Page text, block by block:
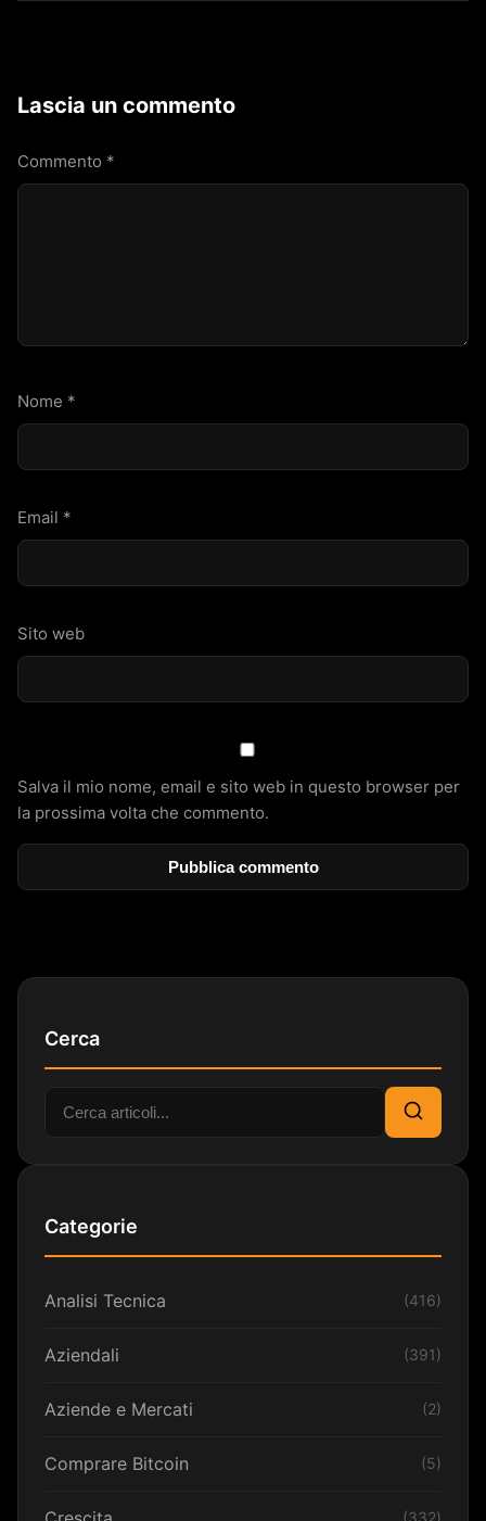
Lascia un commento
Commento *
Nome *
Email *
Sito web
Salva il mio nome, email e sito web in questo browser per
la prossima volta che commento.
Cerca
Cerca:
Cerca
Categorie
Analisi Tecnica (416)
Aziendali (391)
Aziende e Mercati (2)
Comprare Bitcoin (5)